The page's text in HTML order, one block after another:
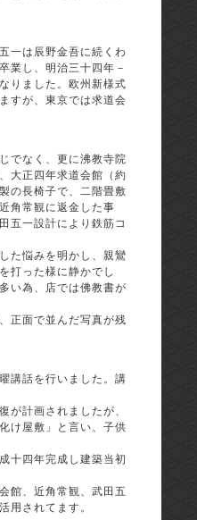
一は辰野金吾に続くわ
業し、明治三十四年－
りました。欧州新様式
すが、東京では求道会
でなく、更に沸教寺院
大正四年求道会館（約
の長椅子で、二階畳敷
角常観に返金した事
五一設計により鉄筋コ
た悩みを明かし、親鸞
打った様に静かでし
い為、店では佛教書が
正面で並んだ写真が残
講話を行いました。講
が計画されましたが、
け屋敷」と言い、子供
十四年完成し建築当初
館、近角常観、武田五
用されてます。